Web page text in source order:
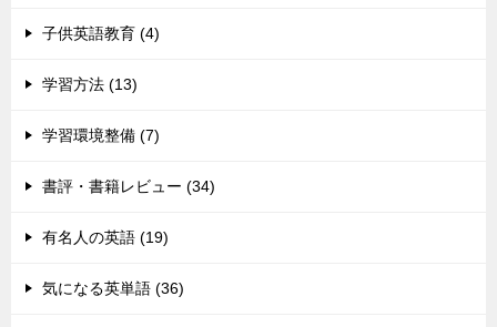
子供英語教育 (4)
学習方法 (13)
学習環境整備 (7)
書評・書籍レビュー (34)
有名人の英語 (19)
気になる英単語 (36)